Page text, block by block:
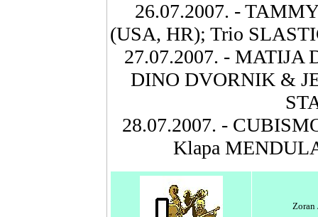
26.07.2007. -
(USA, HR); Trio
27.07.2007. -
DINO DVORNIK &
28.07.2007. -
Klapa
Zoran